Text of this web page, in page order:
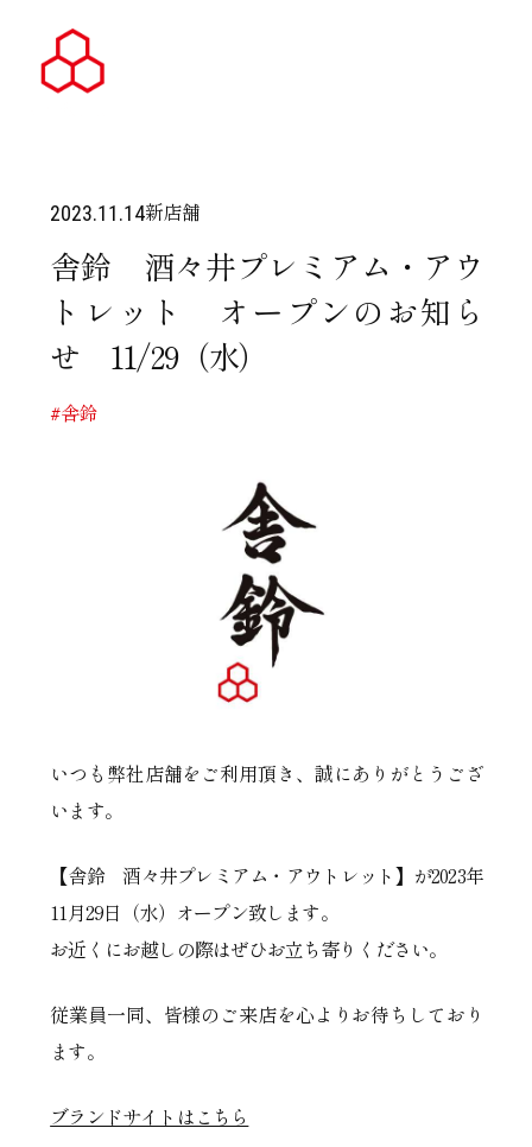
2023.11.14新店舗
舎鈴 酒々井プレミアム・アウ
トレット オープンのお知ら
せ 11/29（水）
#舎鈴
いつも弊社店舗をご利用頂き、誠にありがとうござ
います。
【舎鈴 酒々井プレミアム・アウトレット】が2023年
11月29日（水）オープン致します。
お近くにお越しの際はぜひお立ち寄りください。
従業員一同、皆様のご来店を心よりお待ちしており
ます。
ブランドサイトはこちら